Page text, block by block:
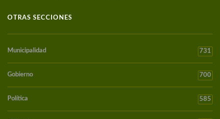
OTRAS SECCIONES
Municipalidad 731
Gobierno 700
Política 585